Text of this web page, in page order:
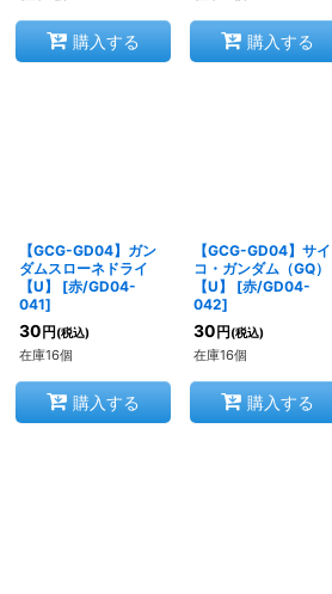
購入する 購入する
【GCG-GD04】ガン
ダムスローネドライ
【U】
[赤/GD04-
041]
30 円 (税込)
在庫16個
購入する
【GCG-GD04】サイ
コ・ガンダム（GQ）
【U】
[赤/GD04-
042]
30 円 (税込)
在庫16個
購入する